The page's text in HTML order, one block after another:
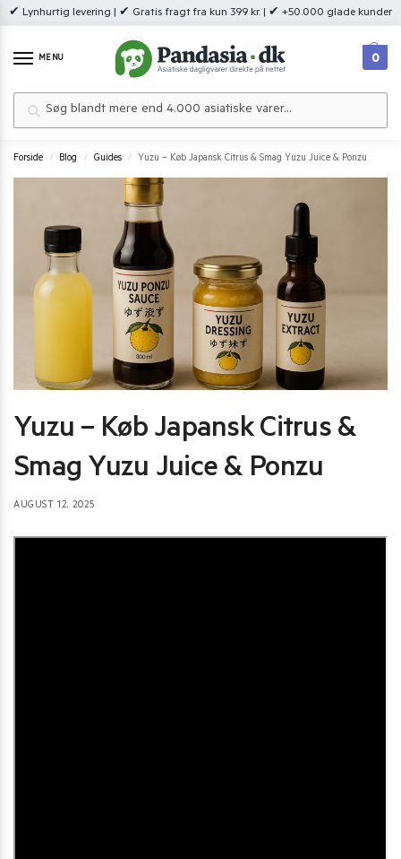
✔ Lynhurtig levering | ✔ Gratis fragt fra kun 399 kr. | ✔ +50.000 glade kunder
MENU 0
Forside / Blog / Guides / Yuzu – Køb Japansk Citrus & Smag Yuzu Juice & Ponzu
Yuzu – Køb Japansk Citrus &
Smag Yuzu Juice & Ponzu
AUGUST 12, 2025